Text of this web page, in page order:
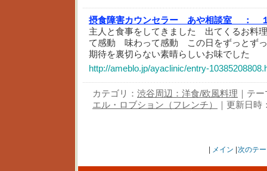
摂食障害カウンセラー あや相談室 ：
主人と食事をしてきました 出てくるお料
て感動 味わって感動 この日をずっとずっ
期待を裏切らない素晴らしいお味でした
http://ameblo.jp/ayaclinic/entry-
カテゴリ： 渋谷周辺：洋食/欧風料理 ｜テ
エル・ロブション（フレンチ）
｜更新日時
メイン 次のテ